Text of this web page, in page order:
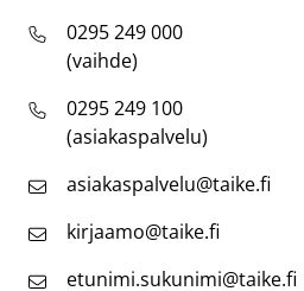
0295 249 000
(vaihde)
0295 249 100
(asiakaspalvelu)
asiakaspalvelu@taike.fi
kirjaamo@taike.fi
etunimi.sukunimi@taike.fi